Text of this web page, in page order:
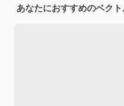
あなたにおすすめのベク